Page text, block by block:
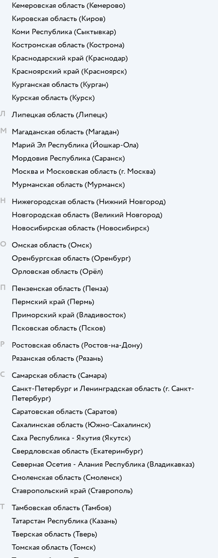
Кемеровская область (Кемерово)
Кировская область (Киров)
Коми Республика (Сыктывкар)
Костромская область (Кострома)
Краснодарский край (Краснодар)
Красноярский край (Красноярск)
Курганская область (Курган)
Курская область (Курск)
Л
Липецкая область (Липецк)
М Магаданская область (Магадан)
Марий Эл Республика (Йошкар-Ола)
Мордовия Республика (Саранск)
Москва и Московская область (г. Москва)
Мурманская область (Мурманск)
Н
Нижегородская область (Нижний Новгород)
Новгородская область (Великий Новгород)
Новосибирская область (Новосибирск)
О Омская область (Омск)
Оренбургская область (Оренбург)
Орловская область (Орёл)
П
Пензенская область (Пенза)
Пермский край (Пермь)
Приморский край (Владивосток)
Псковская область (Псков)
Р
Ростовская область (Ростов-на-Дону)
Рязанская область (Рязань)
С
Самарская область (Самара)
Санкт-Петербург и Ленинградская область (г. Санкт-
Петербург)
Саратовская область (Саратов)
Сахалинская область (Южно-Сахалинск)
Саха Республика - Якутия (Якутск)
Свердловская область (Екатеринбург)
Северная Осетия - Алания Республика (Владикавказ)
Смоленская область (Смоленск)
Ставропольский край (Ставрополь)
Т
Тамбовская область (Тамбов)
Татарстан Республика (Казань)
Тверская область (Тверь)
Томская область (Томск)